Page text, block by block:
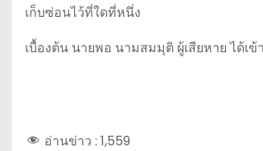
เก็บซ่อนไว้ที่ใดที่หนึ่ง
เบื้องต้น นายพอ นามสมมุติ ผู้เสียหาย ได้
อ่านข่าว : 1,559